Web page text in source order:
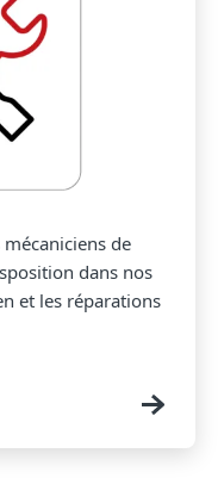
de
dans nos
et les réparations